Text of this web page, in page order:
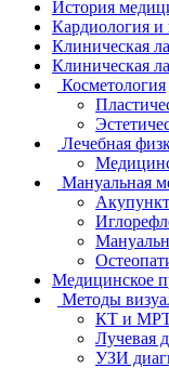
История
Кардиология и
Клиническая
Клиническая
Косметология
Лечебная
Мануальная
Медицинское
Методы
КТ и МРТ
Лучевая
УЗИ